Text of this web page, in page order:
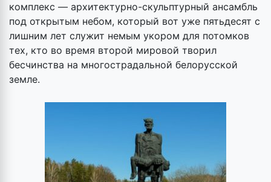
комплекс — архитектурно-скульптурный ансамбль
под открытым небом, который вот уже пятьдесят с
лишним лет служит немым укором для потомков
тех, кто во время второй мировой творил
бесчинства на многострадальной белорусской
земле.